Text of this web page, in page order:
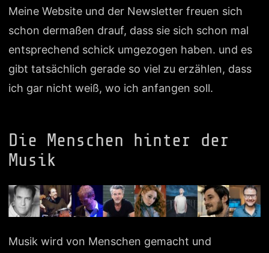
Meine Website und der Newsletter freuen sich
schon dermaßen drauf, dass sie sich schon mal
entsprechend schick umgezogen haben. und es
gibt tatsächlich gerade so viel zu erzählen, dass
ich gar nicht weiß, wo ich anfangen soll.
Die Menschen hinter der
Musik
Musik wird von Menschen gemacht und